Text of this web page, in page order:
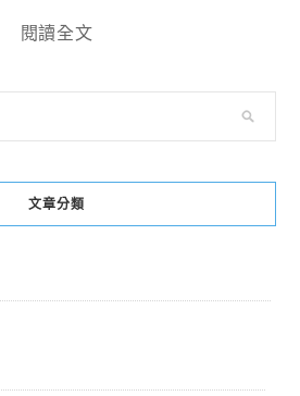
閱讀全文
文章分類